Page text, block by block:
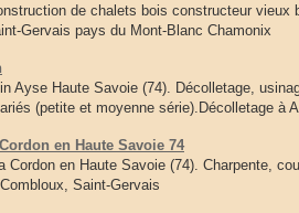
de chalets bois constructeur
Gervais pays du Mont-Blanc Chamonix
Ayse Haute Savoie (74). Décolletage,
(petite et moyenne série).Décolletage à
en Haute Savoie 74
Cordon en Haute Savoie (74). Charpente,
Saint-Gervais